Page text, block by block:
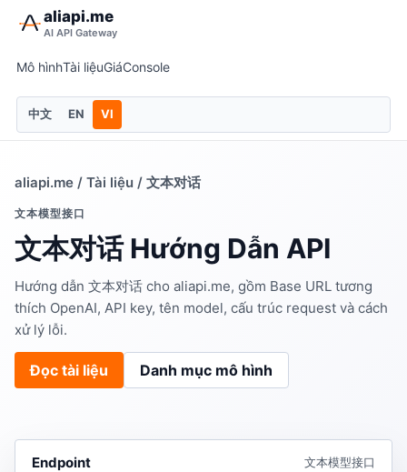
aliapi.me
AI API Gateway
Mô hìnhTài liệuGiáConsole
中文 EN VI
aliapi.me / Tài liệu / 文本对话
文本模型接口
文本对话 Hướng Dẫn API
Hướng dẫn 文本对话 cho aliapi.me, gồm Base URL tương
thích OpenAI, API key, tên model, cấu trúc request và cách
xử lý lỗi.
Đọc tài liệu Danh mục mô hình
Endpoint 文本模型接口